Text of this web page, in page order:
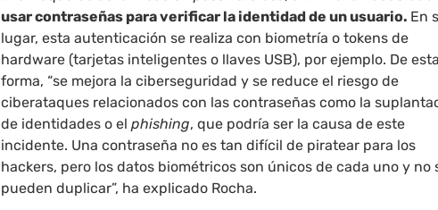
usar contraseñas para verificar la identidad de un usuario. En
lugar, esta autenticación se realiza con biometría o tokens de
hardware (tarjetas inteligentes o llaves USB), por ejemplo. De esta
forma, “se mejora la ciberseguridad y se reduce el riesgo de
ciberataques relacionados con las contraseñas como la
de identidades o elphishing, que podría ser la causa de este
incidente. Una contraseña no es tan difícil de piratear para los
hackers, pero los datos biométricos son únicos de cada uno y no
pueden duplicar”, ha explicado Rocha.